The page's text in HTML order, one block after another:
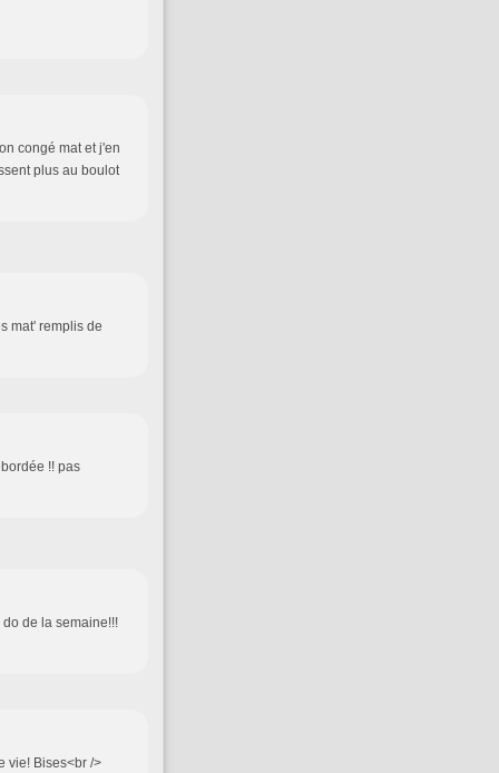
congé mat et j'en
plus au boulot
mat' remplis de
!! pas
do de la semaine!!!
vie! Bises<br />